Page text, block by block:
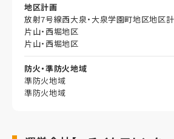
地区計画
放射7号線西大泉・大泉学園町地区地区
片山・西堀地区
片山・西堀地区
防火・準防火地域
準防火地域
準防火地域